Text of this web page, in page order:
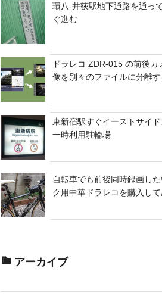
環八-井荻駅地下通路を通っ
ぐ進む
ドラレコ ZDR-015 の前後カ
像を別々のファイルに分離
東新宿駅すぐイーストサイ
一時利用駐輪場
自転車でも前後同時録画し
ク用中華ドラレコを購入し
アーカイブ